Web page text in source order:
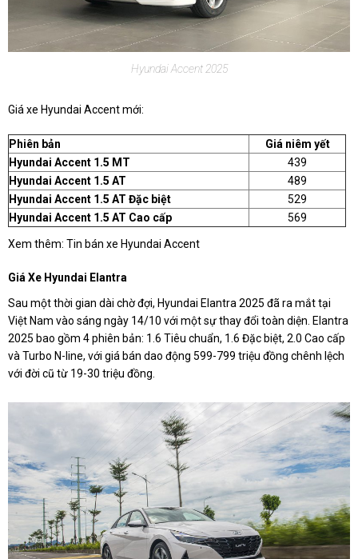
Hyundai Accent 2025
Giá xe Hyundai Accent mới:
Phiên bản
Giá niêm yết
Hyundai Accent 1.5 MT
439
Hyundai Accent 1.5 AT
489
Hyundai Accent 1.5 AT Đặc biệt
529
Hyundai Accent 1.5 AT Cao cấp
569
Xem thêm: Tin bán xe Hyundai Accent
Giá Xe Hyundai Elantra
Sau một thời gian dài chờ đợi, Hyundai Elantra 2025 đã ra mắt tại
Việt Nam vào sáng ngày 14/10 với một sự thay đổi toàn diện. Elantra
2025 bao gồm 4 phiên bản: 1.6 Tiêu chuẩn, 1.6 Đặc biệt, 2.0 Cao cấp
và Turbo N-line, với giá bán dao động 599-799 triệu đồng chênh lệch
với đời cũ từ 19-30 triệu đồng.